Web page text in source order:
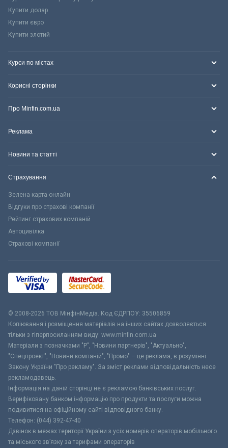
Купити долар
Купити євро
Купити злотий
Курси по містах
Корисні сторінки
Про Minfin.com.ua
Реклама
Новини та статті
Страхування
Зелена карта онлайн
Відгуки про страхові компанії
Рейтинг страхових компаній
Автоцивілка
Страхові компанії
© 2008-2026 ТОВ МiнфiнМедiа. Код ЄДРПОУ: 35506859
Копіювання і розміщення матеріалів на інших сайтах дозволяється
тільки з гіперпосиланням виду: www.minfin.com.ua
Матеріали з позначками "Р", "Новини партнерів", "Актуально",
"Спецпроект", "Новини компаній", "Промо" – це реклама, в розумінні
Закону України "Про рекламу". За зміст реклами відповідальність несе
рекламодавець.
Інформація на даній сторінці не є рекламою банківських послуг.
Верифіковану банком інформацію про продукти та послуги можна
подивитися на офіційному сайті відповідного банку.
Телефон: (044) 392-47-40
Дзвінок в межах території України з усіх номерів операторів мобільного
та міського зв’язку за тарифами операторів